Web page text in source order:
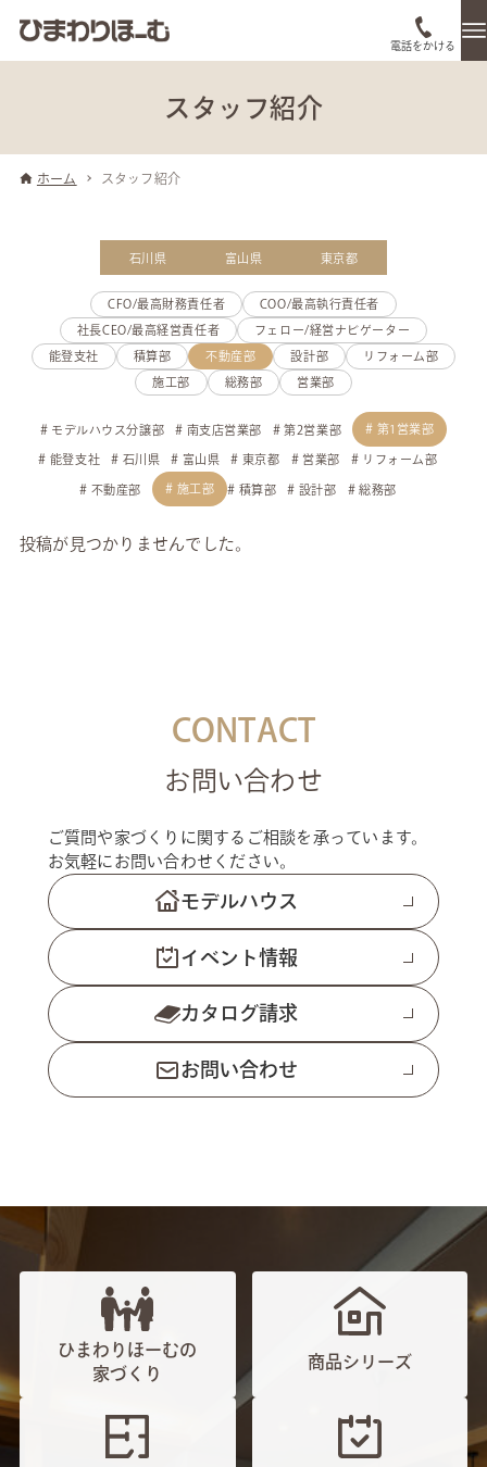
電話をかける
スタッフ紹介
ホーム スタッフ紹介
石川県 富山県 東京都
CFO/最高財務責任者 COO/最高執行責任者
社長CEO/最高経営責任者 フェロー/経営ナビゲーター
能登支社 積算部 不動産部 設計部 リフォーム部
施工部 総務部 営業部
モデルハウス分譲部 南支店営業部 第2営業部 第1営業部
能登支社 石川県 富山県 東京都 営業部 リフォーム部
不動産部 施工部 積算部 設計部 総務部
投稿が見つかりませんでした。
CONTACT
お問い合わせ
ご質問や家づくりに関するご相談を承っています。
お気軽にお問い合わせください。
モデルハウス
イベント情報
カタログ請求
お問い合わせ
ひまわりほーむの
家づくり
商品シリーズ